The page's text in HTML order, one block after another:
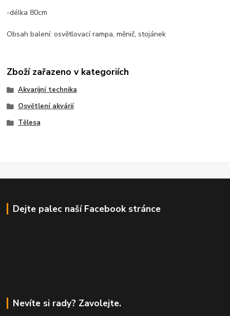
-délka 80cm
Obsah balení: osvětlovací rampa, měnič, stojánek
Zboží zařazeno v kategoriích
Akvarijní technika
Osvětlení akvárií
Tělesa
Dejte palec naší Facebook stránce
Nevíte si rady? Zavolejte.